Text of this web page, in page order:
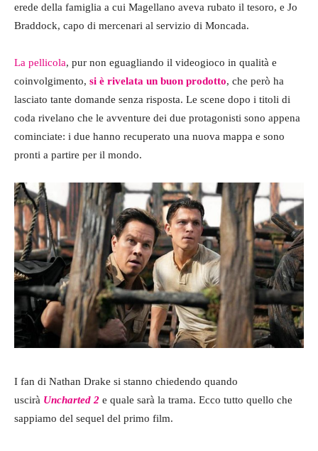
erede della famiglia a cui Magellano aveva rubato il tesoro, e Jo
Braddock, capo di mercenari al servizio di Moncada.
La pellicola, pur non eguagliando il videogioco in qualità e
coinvolgimento, si è rivelata un buon prodotto, che però ha
lasciato tante domande senza risposta. Le scene dopo i titoli di
coda rivelano che le avventure dei due protagonisti sono appena
cominciate: i due hanno recuperato una nuova mappa e sono
pronti a partire per il mondo.
I fan di Nathan Drake si stanno chiedendo quando
uscirà Uncharted 2 e quale sarà la trama. Ecco tutto quello che
sappiamo del sequel del primo film.